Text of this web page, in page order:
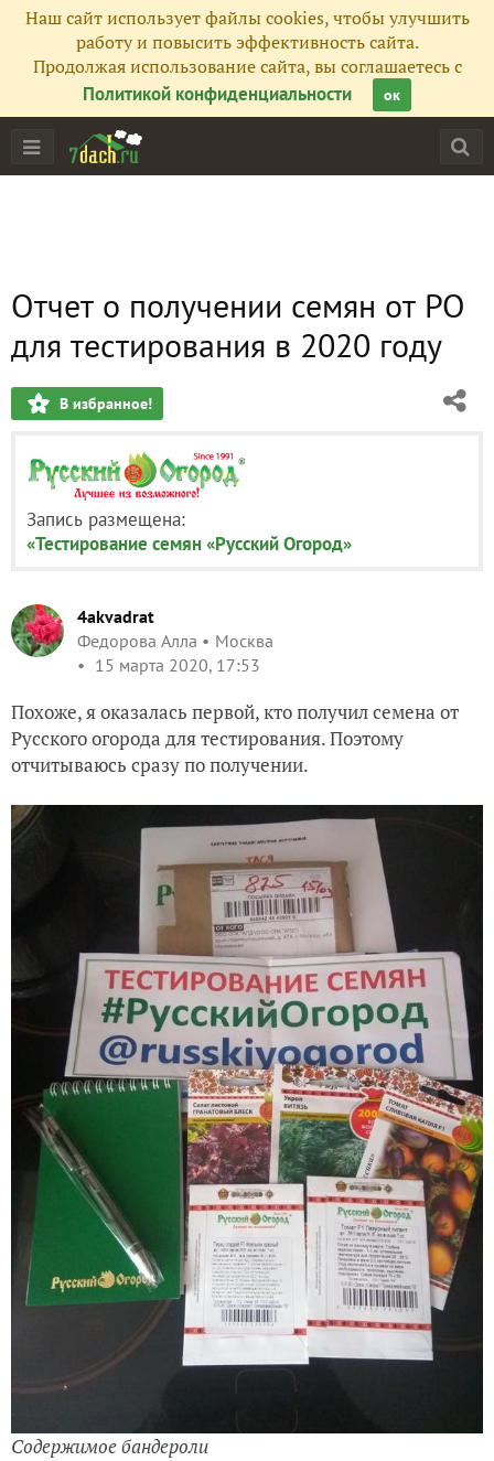
Наш сайт использует файлы cookies, чтобы улучшить
работу и повысить эффективность сайта.
Продолжая использование сайта, вы соглашаетесь с
Политикой конфиденциальности
ок
Отчет о получении семян от РО
для тестирования в 2020 году
В избранное!
Запись размещена:
«Тестирование семян «Русский Огород»
4akvadrat
Федорова Алла
Москва
15 марта 2020, 17:53
Похоже, я оказалась первой, кто получил семена от
Русского огорода для тестирования. Поэтому
отчитываюсь сразу по получении.
Содержимое бандероли